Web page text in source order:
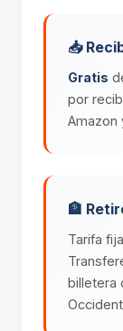
📥
Gratis
por
Amazon
🏦
Tarifa
billetera